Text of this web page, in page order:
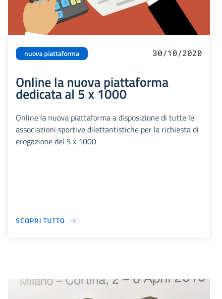
nuova piattaforma 30/10/2020
Online la nuova piattaforma
dedicata al 5 x 1000
Online la nuova piattaforma a disposizione di tutte le
associazioni sportive dilettantistiche per la richiesta di
erogazione del 5 x 1000
SCOPRI TUTTO